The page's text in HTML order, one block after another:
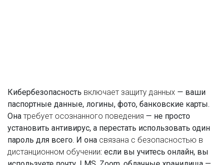
Кибербезопасность включает защиту данных — ваши
паспортные данные, логины, фото, банковские карты.
Она требует осознанного поведения — не просто
установить антивирус, а перестать использовать один
пароль для всего. И она связана с безопасностью в
дистанционном обучении: если вы учитесь онлайн, вы